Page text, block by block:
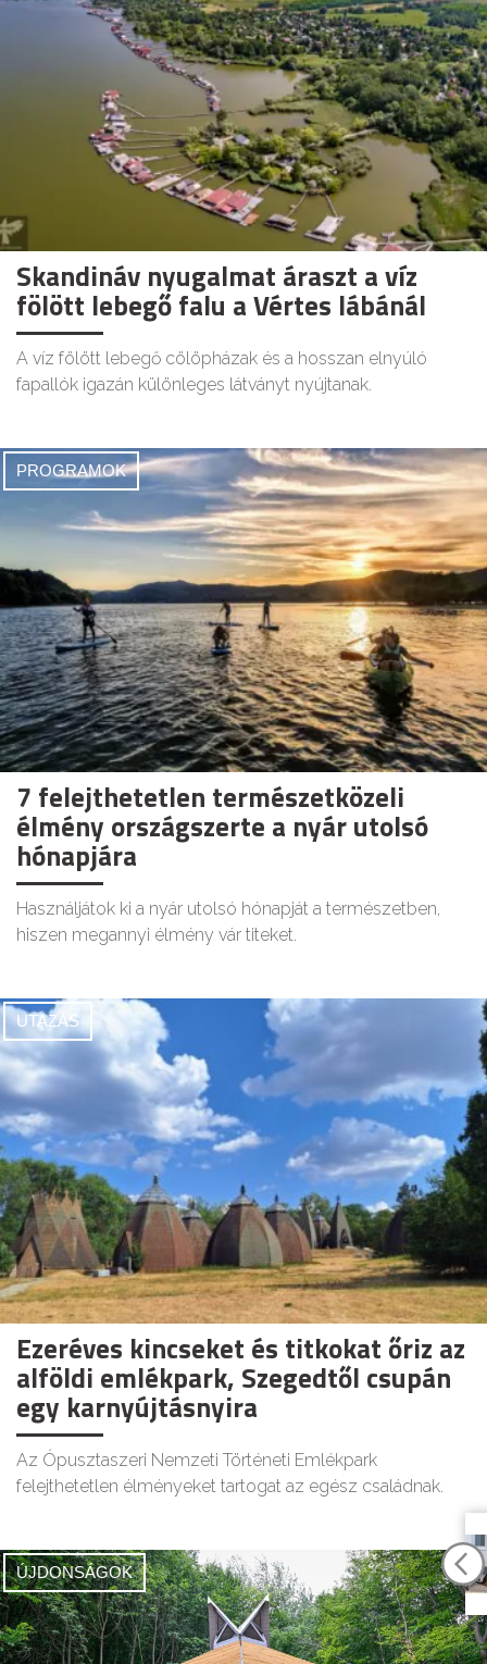
Skandináv nyugalmat áraszt a víz
fölött lebegő falu a Vértes lábánál
A víz fölött lebegő cölöpházak és a hosszan elnyúló
fapallók igazán különleges látványt nyújtanak.
PROGRAMOK
7 felejthetetlen természetközeli
élmény országszerte a nyár utolsó
hónapjára
Használjátok ki a nyár utolsó hónapját a természetben,
hiszen megannyi élmény vár titeket.
UTAZÁS
Ezeréves kincseket és titkokat őriz az
alföldi emlékpark, Szegedtől csupán
egy karnyújtásnyira
Az Ópusztaszeri Nemzeti Történeti Emlékpark
felejthetetlen élményeket tartogat az egész családnak.
ÚJDONSÁGOK